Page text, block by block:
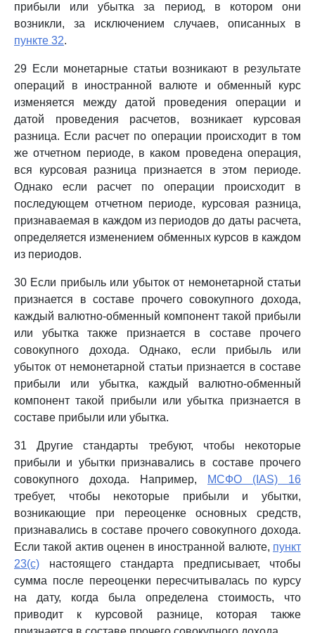
прибыли или убытка за период, в котором они
возникли, за исключением случаев, описанных в
пункте 32.
29 Если монетарные статьи возникают в результате
операций в иностранной валюте и обменный курс
изменяется между датой проведения операции и
датой проведения расчетов, возникает курсовая
разница. Если расчет по операции происходит в том
же отчетном периоде, в каком проведена операция,
вся курсовая разница признается в этом периоде.
Однако если расчет по операции происходит в
последующем отчетном периоде, курсовая разница,
признаваемая в каждом из периодов до даты расчета,
определяется изменением обменных курсов в каждом
из периодов.
30 Если прибыль или убыток от немонетарной статьи
признается в составе прочего совокупного дохода,
каждый валютно-обменный компонент такой прибыли
или убытка также признается в составе прочего
совокупного дохода. Однако, если прибыль или
убыток от немонетарной статьи признается в составе
прибыли или убытка, каждый валютно-обменный
компонент такой прибыли или убытка признается в
составе прибыли или убытка.
31 Другие стандарты требуют, чтобы некоторые
прибыли и убытки признавались в составе прочего
совокупного дохода. Например,
МСФО (IAS) 16
требует, чтобы некоторые прибыли и убытки,
возникающие при переоценке основных средств,
признавались в составе прочего совокупного дохода.
Если такой актив оценен в иностранной валюте, пункт
23(c) настоящего стандарта предписывает, чтобы
сумма после переоценки пересчитывалась по курсу
на дату, когда была определена стоимость, что
приводит к курсовой разнице, которая также